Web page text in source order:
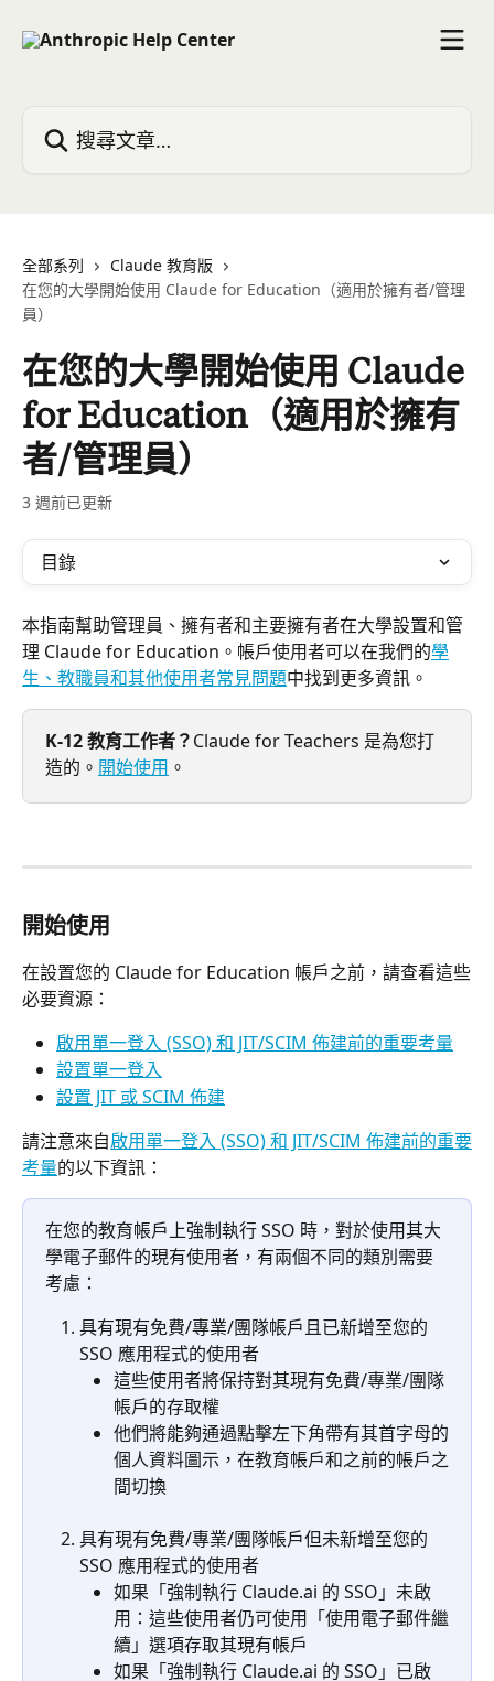
全部系列
Claude 教育版
在您的大學開始使用 Claude for Education（適用於擁有者/管理
員）
在您的大學開始使用 Claude
for Education（適用於擁有
者/管理員）
3 週前已更新
目錄
本指南幫助管理員、擁有者和主要擁有者在大學設置和管
理 Claude for Education。帳戶使用者可以在我們的學
生、教職員和其他使用者常見問題中找到更多資訊。
K-12 教育工作者？Claude for Teachers 是為您打
造的。 開始使用 。
開始使用
在設置您的 Claude for Education 帳戶之前，請查看這些
必要資源：
啟用單一登入 (SSO) 和 JIT/SCIM 佈建前的重要考量
設置單一登入
設置 JIT 或 SCIM 佈建
請注意來自啟用單一登入 (SSO) 和 JIT/SCIM 佈建前的重要
考量的以下資訊：
在您的教育帳戶上強制執行 SSO 時，對於使用其大
學電子郵件的現有使用者，有兩個不同的類別需要
考慮：
具有現有免費/專業/團隊帳戶且已新增至您的
SSO 應用程式的使用者
這些使用者將保持對其現有免費/專業/團隊
帳戶的存取權
他們將能夠通過點擊左下角帶有其首字母的
個人資料圖示，在教育帳戶和之前的帳戶之
間切換
具有現有免費/專業/團隊帳戶但未新增至您的
SSO 應用程式的使用者
如果「強制執行 Claude.ai 的 SSO」未啟
用：這些使用者仍可使用「使用電子郵件繼
續」選項存取其現有帳戶
如果「強制執行 Claude.ai 的 SSO」已啟